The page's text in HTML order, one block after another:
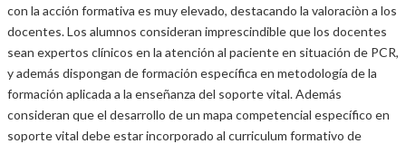
con la acción formativa es muy elevado, destacando la valoraciòn a los
docentes. Los alumnos consideran imprescindible que los docentes
sean expertos clínicos en la atención al paciente en situación de PCR,
y además dispongan de formación específica en metodología de la
formación aplicada a la enseñanza del soporte vital. Además
consideran que el desarrollo de un mapa competencial específico en
soporte vital debe estar incorporado al curriculum formativo de